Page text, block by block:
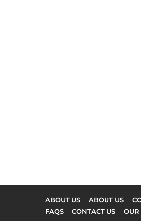
ABOUT US ABOUT US
FAQS
CONTACT US OUR